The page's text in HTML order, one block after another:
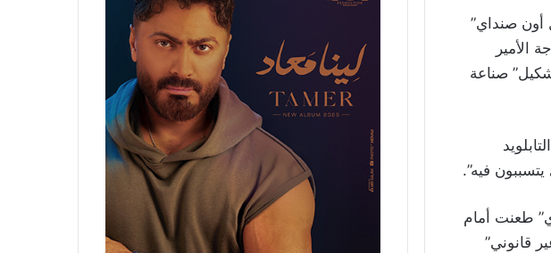
أون صنداي”
الأمير
صناعة
فيه”.
طعنت أمام
قانوني”